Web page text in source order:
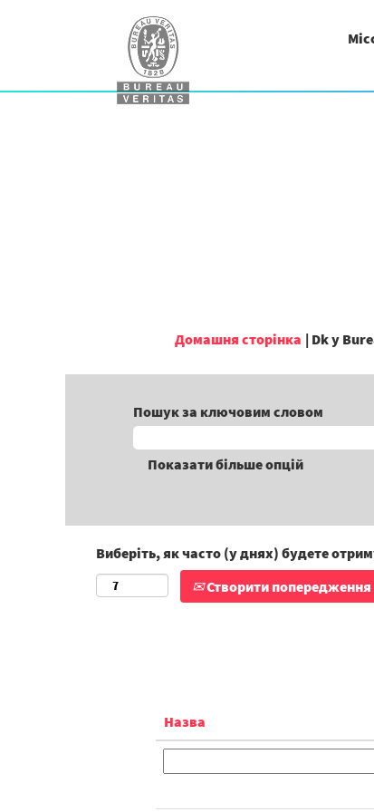
Домашня сторінка | Dk у
Пошук за ключовим словом
Показати більше опцій
Виберіть, як часто (у днях) будете
Створити попередження
Назва